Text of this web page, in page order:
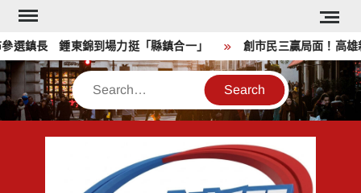
Skip
content
鎮長 鍾東錦到場力挺「縣鎮合一」 創市民三贏局面！高雄親
Search